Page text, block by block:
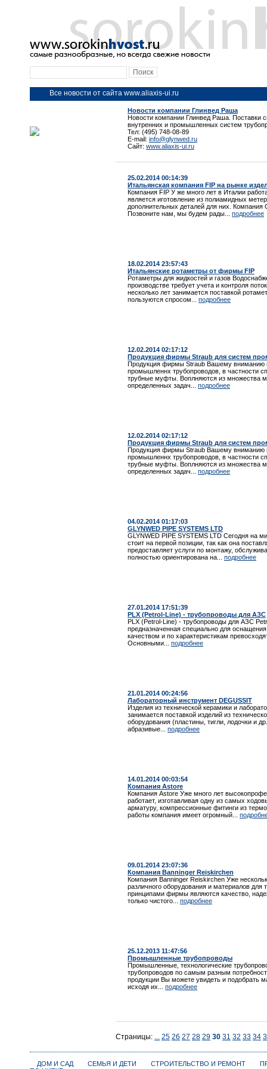
Все новости от сайта www.aliaxis-ui.ru
Новости компании Глинвед Раша
Новости компании Глинвед Раша. Поставки
внутренних и промышленных систем
Тел: (495) 748-08-89
E-mail: info@glynwed.ru
Сайт: www.aliaxis-ui.ru
25.02.2014 00:14:39
Итальянская компания FIP на рынке
Компания FIP У же много лет в Италии
является иготовление из полиамидных
дополнительных деталей для них. Компания
Позвоните нам, мы будем рады... подробнее
18.02.2014 23:57:43
Итальянские ротаметры от фирмы FIP
Ротаметры для жидкостей и газов
производстве требует учета и контроля
несколько лет занимается поставкой
пользуются спросом... подробнее
12.02.2014 02:17:12
Продукция фирмы Straub для систем
Продукция фирмы Straub Вашему вниманию
промышленнх трубопроводов, в частности
трубные муфты. Воплняются из множества
определенных задач... подробнее
12.02.2014 02:17:12
Продукция фирмы Straub для систем
Продукция фирмы Straub Вашему вниманию
промышленнх трубопроводов, в частности
трубные муфты. Воплняются из множества
определенных задач... подробнее
04.02.2014 01:17:03
GLYNWED PIPE SYSTEMS LTD
GLYNWED PIPE SYSTEMS LTD Сегодня на
стоит на первой позиции, так как она
предоставляет услуги по монтажу,
полностью ориентирована на... подробнее
27.01.2014 17:51:39
PLX (Petrol-Line) - трубопроводы для АЗС
PLX (Petrol-Line) - трубопроводы для АЗС
предназначенная специально для
качеством и по характеристикам
Основными... подробнее
21.01.2014 00:24:56
Лабораторный инструмент DEGUSSIT
Изделия из технической керамики и
занимается поставкой изделий из
оборудования (пластины, тигли, лодочки и
абразивые... подробнее
14.01.2014 00:03:54
Компания Astore
Компания Astore Уже много лет
работает, изготавливая одну из самых
арматуру, компрессионные фитинги из
работы компания имеет огромный...
09.01.2014 23:07:36
Компания Banninger Reiskirchen
Компания Banninger Reiskirchen Уже
различного оборудования и материалов
принципами фирмы являются качество,
только чистого... подробнее
25.12.2013 11:47:56
Промышленные трубопроводы
Промышленные, технологические
трубопроводов по самым разным
продукции Вы можете увидеть и подобрать
исходя их... подробнее
Страницы: ... 25 26 27 28 29 30 31 32 33 34
ДОМ И САД СЕМЬЯ И ДЕТИ СТРОИТЕЛЬСТВО И РЕМОНТ